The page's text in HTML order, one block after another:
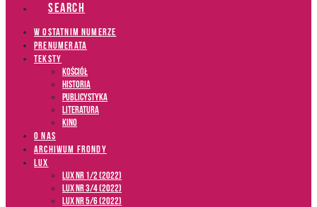
SEARCH
W OSTATNIM NUMERZE
PRENUMERATA
TEKSTY
Kościół
Historia
Publicystyka
Literatura
Kino
O NAS
ARCHIWUM FRONDY
LUX
LUX NR 1/2 (2022)
LUX NR 3/4 (2022)
LUX NR 5/6 (2022)